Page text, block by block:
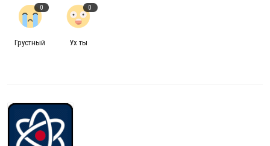
0
Грустный
0
Ух ты